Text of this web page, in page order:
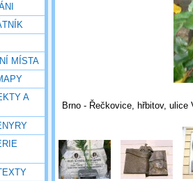
MÍSTA
A
Brno - Řečkovice, hřbitov,